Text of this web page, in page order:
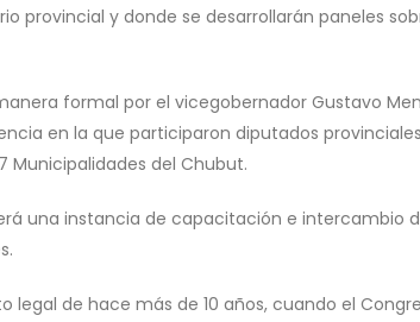
provincial y donde se desarrollarán paneles
formal por el vicegobernador Gustavo
en la que participaron diputados
Municipalidades del Chubut.
una instancia de capacitación e intercambio
legal de hace más de 10 años, cuando el